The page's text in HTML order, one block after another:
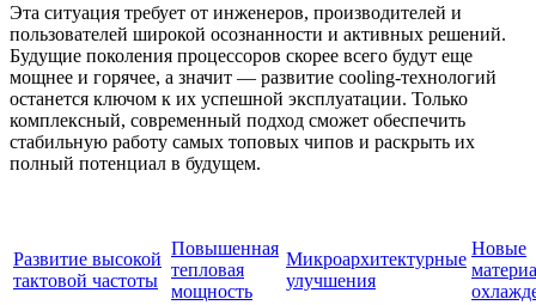
Эта ситуация требует от инженеров, производителей и
пользователей широкой осознанности и активных решений.
Будущие поколения процессоров скорее всего будут еще
мощнее и горячее, а значит — развитие cooling-технологий
останется ключом к их успешной эксплуатации. Только
комплексный, современный подход сможет обеспечить
стабильную работу самых топовых чипов и раскрыть их
полный потенциал в будущем.
Развитие высокой
тактовой частоты
Повышенная
тепловая
мощность
Микроархитектурные
улучшения
Новые